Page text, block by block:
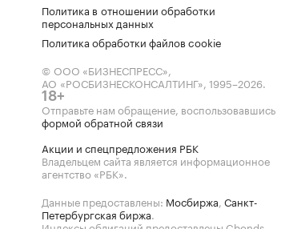
Политика в отношении обработки
персональных данных
Политика обработки файлов cookie
© ООО «БИЗНЕСПРЕСС»,
АО «РОСБИЗНЕСКОНСАЛТИНГ», 1995–2026.
18+
Отправьте нам обращение, воспользовавшись
формой обратной связи
Акции и спецпредложения РБК
Владельцем сайта является информационное
агентство «РБК».
Данные предоставлены: Мосбиржа, Санкт-
Петербургская биржа.